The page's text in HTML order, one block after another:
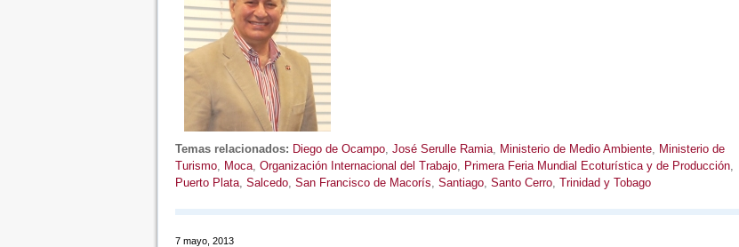
Temas relacionados: Diego de Ocampo, José Serulle Ramia, Ministerio de Medio Ambiente, Ministerio de
Turismo, Moca, Organización Internacional del Trabajo, Primera Feria Mundial Ecoturística y de Producción,
Puerto Plata, Salcedo, San Francisco de Macorís, Santiago, Santo Cerro, Trinidad y Tobago
7 mayo, 2013